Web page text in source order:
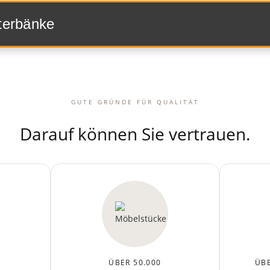
GUTE GRÜNDE FÜR QUALITÄT
Darauf können Sie vertrauen.
ÜBER 50.000